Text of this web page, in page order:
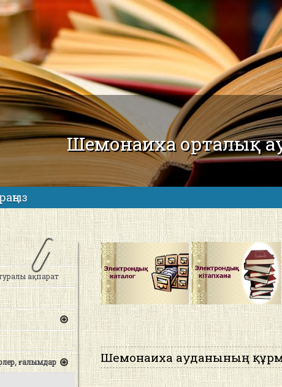
Шемонаиха орталық
ақпарат
ғалымдар Шемонаиха ауданының